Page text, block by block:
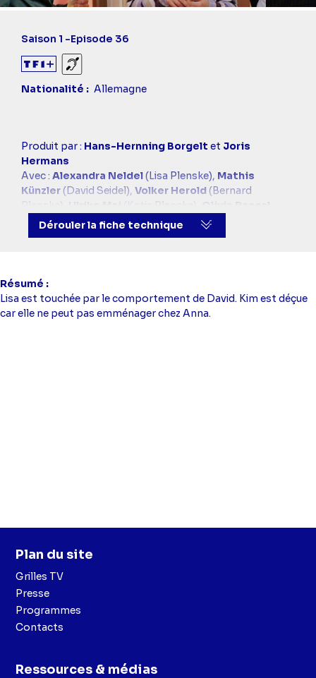
Saison 1 -Episode 36
Sourds et malentendants
Nationalité
Allemagne
Casting
simba
Produit par : Hans-Hernning Borgelt et Joris
Hermans
Avec : Alexandra Neldel(Lisa Plenske), Mathis
Künzler (David Seidel), Volker Herold (Bernard
Plenske),
(Katia Plenske),
(Laura Seidel),
Wilhelm Manske
(Frédéric Seidel),
(Julien Decker)
Dérouler la fiche technique
Résumé
Lisa est touchée par le comportement de David. Kim est déçue
car elle ne peut pas emménager chez Anna.
Plan du site
Grilles TV
Presse
Programmes
Contacts
Ressources & médias